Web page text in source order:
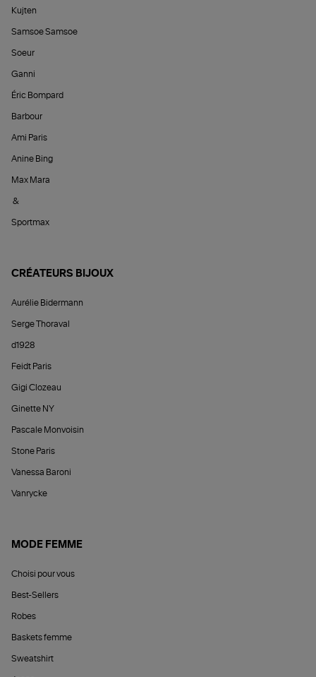
Kujten
Samsoe Samsoe
Soeur
Ganni
Éric Bompard
Barbour
Ami Paris
Anine Bing
Max Mara
&
Sportmax
CRÉATEURS BIJOUX
Aurélie Bidermann
Serge Thoraval
d1928
Feidt Paris
Gigi Clozeau
Ginette NY
Pascale Monvoisin
Stone Paris
Vanessa Baroni
Vanrycke
MODE FEMME
Choisi pour vous
Best-Sellers
Robes
Baskets femme
Sweatshirt